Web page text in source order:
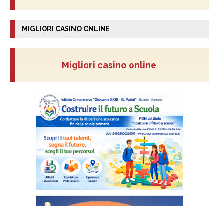
MIGLIORI CASINO ONLINE
Migliori casino online